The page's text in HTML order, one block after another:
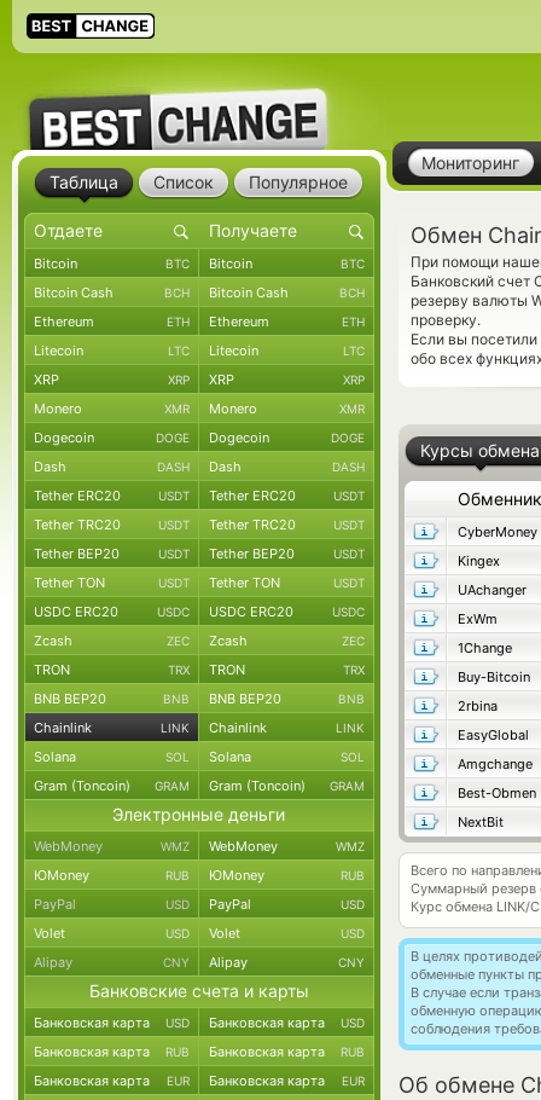
Мониторинг
Обмен
При помощи
Банковский счет
резерву валюты
проверку.
Если вы
обо всех
Курсы обмена
Обменник
CyberMoney
Kingex
UAchanger
ExWm
1Change
Buy-Bitcoin
2rbina
EasyGlobal
Amgchange
Best-Obmen
NextBit
Всего по
Суммарный резерв
Курс обмена LINK/
В целях
обменные пункты
В случае если
обменную
соблюдения
Об обмене
Таблица Список Популярное
Bitcoin BTC Bitcoin BTC
Bitcoin Cash BCH Bitcoin Cash BCH
Ethereum ETH Ethereum ETH
Litecoin LTC Litecoin LTC
XRP XRP XRP XRP
Monero XMR Monero XMR
Dogecoin DOGE Dogecoin DOGE
Dash DASH Dash DASH
Tether ERC20 USDT Tether ERC20 USDT
Tether TRC20 USDT Tether TRC20 USDT
Tether BEP20 USDT Tether BEP20 USDT
Tether TON USDT Tether TON USDT
USDC ERC20 USDC USDC ERC20 USDC
Zcash ZEC Zcash ZEC
TRON TRX TRON TRX
BNB BEP20 BNB BNB BEP20 BNB
Chainlink LINK Chainlink LINK
Solana SOL Solana SOL
Gram (Toncoin) GRAM Gram (Toncoin) GRAM
Электронные деньги
WebMoney WMZ WebMoney WMZ
ЮMoney RUB ЮMoney RUB
PayPal USD PayPal USD
Volet USD Volet USD
Alipay CNY Alipay CNY
Банковские счета и карты
Банковская карта USD Банковская карта USD
Банковская карта RUB Банковская карта RUB
Банковская карта EUR Банковская карта EUR